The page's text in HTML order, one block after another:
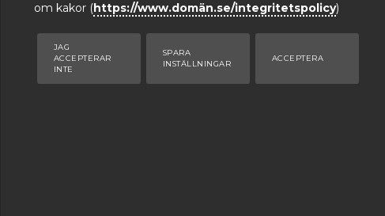
om kakor (https://www.domän.se/integritetspolicy)
JAG
ACCEPTERAR
INTE
SPARA
INSTÄLLNINGAR
ACCEPTERA